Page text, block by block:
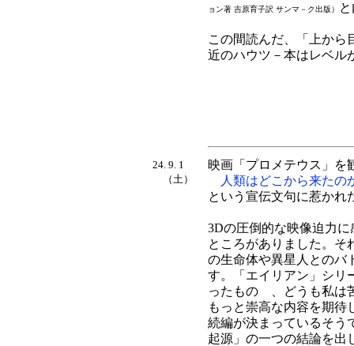
ョン著 吉原育子訳 サンマ－ク出版）
この間読んだ、「上から
近のハウツ－本はレベル
24. 9. 1
（土）
映画「プロメテウス」を
人類はどこから来た
という宣伝文句に惹かれ
3Dの圧倒的な映像迫力
ところがありました。そ
の生命体や異星人とのバ
す。「エイリアン」シリ
ったものゝ、どうも私は
もっと崇高な内容を期待
続編が決まっているそう
起源」の一つの結論を出